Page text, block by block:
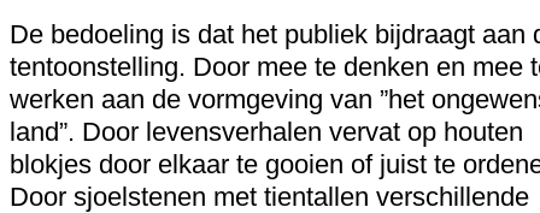
De bedoeling is dat het publiek bijdraagt aan
tentoonstelling. Door mee te denken en mee
werken aan de vormgeving van ”het
land”. Door levensverhalen vervat op houten
blokjes door elkaar te gooien of juist te
Door sjoelstenen met tientallen verschillende